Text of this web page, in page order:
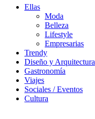
Ellas
Moda
Belleza
Lifestyle
Empresarias
Trendy
Diseño y Arquitectura
Gastronomía
Viajes
Sociales / Eventos
Cultura